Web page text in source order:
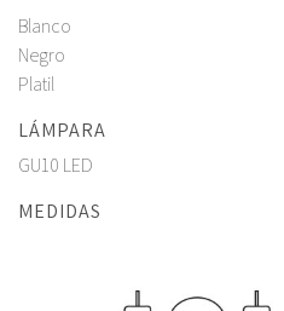
Blanco
Negro
Platil
LÁMPARA
GU10 LED
MEDIDAS